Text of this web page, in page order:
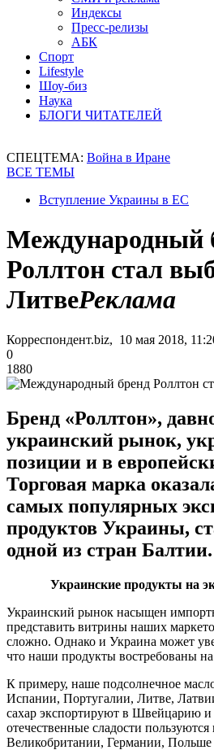
Индексы
Пресс-релизы
АБК
Спорт
Lifestyle
Шоу-биз
Наука
БЛОГИ ЧИТАТЕЛЕЙ
СПЕЦТЕМА: Война в Иране
ВСЕ ТЕМЫ
Вступление Украины в ЕС
Международный
Роллтон стал
ЛитвеРеклама
Корреспондент.biz, 10 мая 2018,
0
1880
Бренд «Роллтон»,
украинский рынок,
позиции и в
Торговая марка
самых популярных
продуктов Украины,
одной из стран Балтии.
Украинские продукты на
Украинский рынок насыщен
представить витрины наших
сложно. Однако и Украина может
что наши продукты востребованы
К примеру, наше подсолнечное
Испании, Португалии, Литве,
сахар экспортируют в Швейцарию
отечественные сладости
Великобритании, Германии,